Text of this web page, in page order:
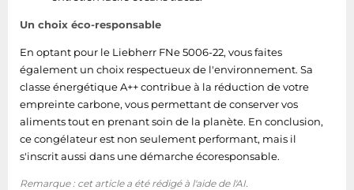
Un choix éco-responsable
En optant pour le Liebherr FNe 5006-22, vous faites
également un choix respectueux de l'environnement. Sa
classe énergétique A++ contribue à la réduction de votre
empreinte carbone, vous permettant de conserver vos
aliments tout en prenant soin de la planète. En conclusion,
ce congélateur est non seulement performant, mais il
s'inscrit aussi dans une démarche écoresponsable.
Remarque : cet article a été rédigé à l'aide de l'AI.